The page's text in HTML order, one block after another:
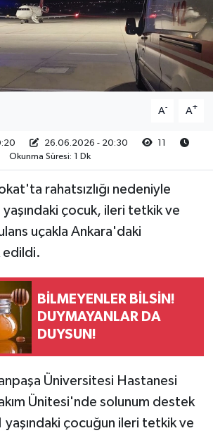
A- A+
26.06.2026 - 20:30
11
Okunma Süresi: 1 Dk
rahatsızlığı nedeniyle
çocuk, ileri tetkik ve
uçakla Ankara'daki
edildi.
BİLMEYENLER BİLSİN!
DUYMAYANLAR DA
DUYSUN!
Üniversitesi Hastanesi
Ünitesi'nde solunum destek
yaşındaki çocuğun ileri tetkik ve